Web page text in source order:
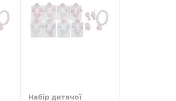
Набір дитячої